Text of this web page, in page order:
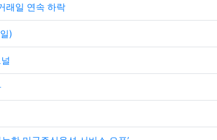
래일 연속 하락
)